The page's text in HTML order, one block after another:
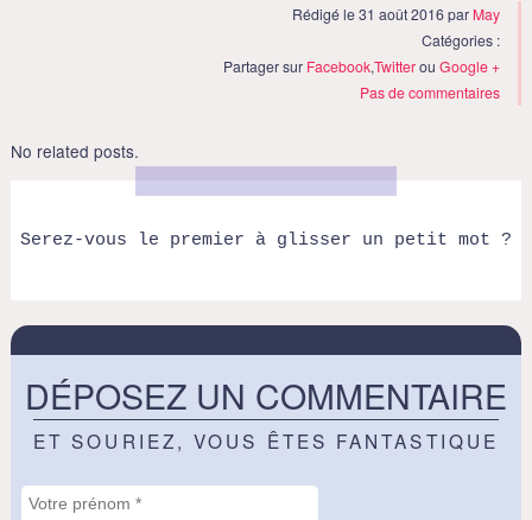
Rédigé le 31 août 2016 par May
Catégories :
Partager sur Facebook,TwitterouGoogle +
Pas de commentaires
No related posts.
Serez-vous le premier à glisser un petit mot ?
DÉPOSEZ UN COMMENTAIRE
ET SOURIEZ, VOUS ÊTES FANTASTIQUE